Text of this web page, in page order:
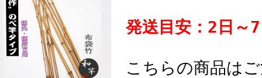
発送目安：2日～
こちらの商品は